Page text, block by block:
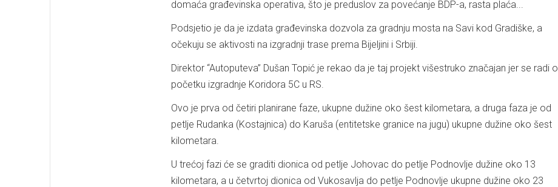
domaća građevinska operativa, što je preduslov za povećanje BDP-a, rasta plaća...
Podsjetio je da je izdata građevinska dozvola za gradnju mosta na Savi kod Gradiške, a
očekuju se aktivosti na izgradnji trase prema Bijeljini i Srbiji.
Direktor “Autoputeva” Dušan Topić je rekao da je taj projekt višestruko značajan jer se radi o
početku izgradnje Koridora 5C u RS.
Ovo je prva od četiri planirane faze, ukupne dužine oko šest kilometara, a druga faza je od
petlje Rudanka (Kostajnica) do Karuša (entitetske granice na jugu) ukupne dužine oko šest
kilometara.
U trećoj fazi će se graditi dionica od petlje Johovac do petlje Podnovlje dužine oko 13
kilometara, a u četvrtoj dionica od Vukosavlja do petlje Podnovlje ukupne dužine oko 23